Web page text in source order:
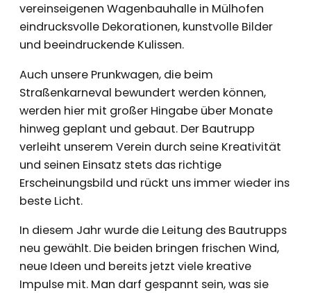
vereinseigenen Wagenbauhalle in Mülhofen
eindrucksvolle Dekorationen, kunstvolle Bilder
und beeindruckende Kulissen.
Auch unsere Prunkwagen, die beim
Straßenkarneval bewundert werden können,
werden hier mit großer Hingabe über Monate
hinweg geplant und gebaut. Der Bautrupp
verleiht unserem Verein durch seine Kreativität
und seinen Einsatz stets das richtige
Erscheinungsbild und rückt uns immer wieder ins
beste Licht.
In diesem Jahr wurde die Leitung des Bautrupps
neu gewählt. Die beiden bringen frischen Wind,
neue Ideen und bereits jetzt viele kreative
Impulse mit. Man darf gespannt sein, was sie